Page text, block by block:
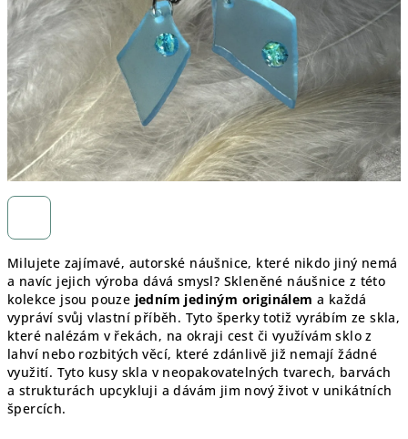
Milujete zajímavé, autorské náušnice, které nikdo jiný nemá
a navíc jejich výroba dává smysl? Skleněné náušnice z této
kolekce jsou pouze jedním jediným originálem a každá
vypráví svůj vlastní příběh. Tyto šperky totiž vyrábím ze skla,
které nalézám v řekách, na okraji cest či využívám sklo z
lahví nebo rozbitých věcí, které zdánlivě již nemají žádné
využití. Tyto kusy skla v neopakovatelných tvarech, barvách
a strukturách upcykluji a dávám jim nový život v unikátních
špercích.